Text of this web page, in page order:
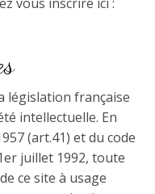
législation française
intellectuelle. En
(art.41) et du code
juillet 1992, toute
ce site à usage